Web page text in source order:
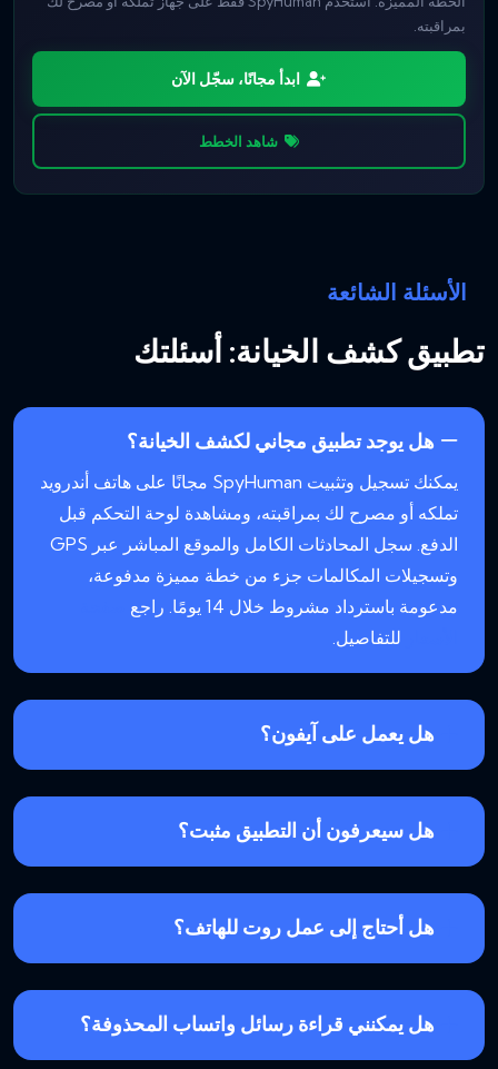
بمراقبته.
ابدأ مجانًا، سجّل الآن
شاهد الخطط
الأسئلة الشائعة
تطبيق كشف الخيانة: أسئلتك
هل يوجد تطبيق مجاني لكشف الخيانة؟
يمكنك تسجيل وتثبيت SpyHuman مجانًا على هاتف أندرويد
تملكه أو مصرح لك بمراقبته، ومشاهدة لوحة التحكم قبل
الدفع. سجل المحادثات الكامل والموقع المباشر عبر GPS
وتسجيلات المكالمات جزء من خطة مميزة مدفوعة،
مدعومة باسترداد مشروط خلال 14 يومًا. راجع
للتفاصيل.
هل يعمل على آيفون؟
هل سيعرفون أن التطبيق مثبت؟
هل أحتاج إلى عمل روت للهاتف؟
هل يمكنني قراءة رسائل واتساب المحذوفة؟